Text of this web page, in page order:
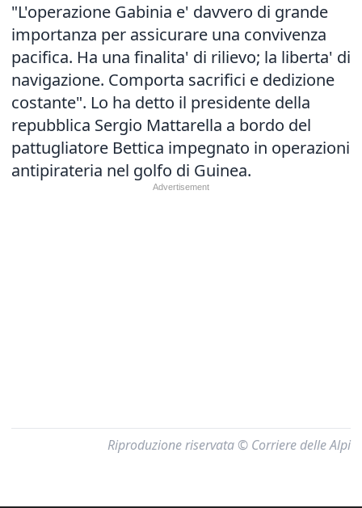
"L'operazione Gabinia e' davvero di grande
importanza per assicurare una convivenza
pacifica. Ha una finalita' di rilievo; la liberta' di
navigazione. Comporta sacrifici e dedizione
costante". Lo ha detto il presidente della
repubblica Sergio Mattarella a bordo del
pattugliatore Bettica impegnato in operazioni
antipirateria nel golfo di Guinea.
Riproduzione riservata © Corriere delle Alpi